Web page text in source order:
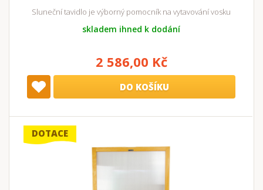
Sluneční tavidlo je výborný pomocník na vytavování vosku
skladem ihned k dodání
2 586,00 Kč
DO KOŠÍKU
DOTACE